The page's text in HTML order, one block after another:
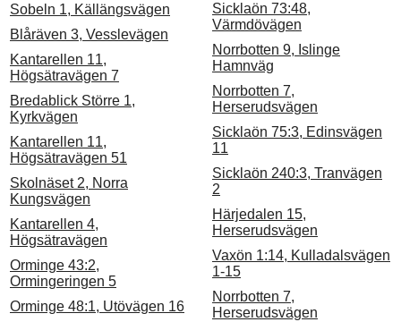
Sobeln 1, Källängsvägen
Blåräven 3, Vesslevägen
Kantarellen 11,
Högsätravägen 7
Bredablick Större 1,
Kyrkvägen
Kantarellen 11,
Högsätravägen 51
Skolnäset 2, Norra
Kungsvägen
Kantarellen 4,
Högsätravägen
Orminge 43:2,
Ormingeringen 5
Orminge 48:1, Utövägen 16
Sicklaön 73:48,
Värmdövägen
Norrbotten 9, Islinge
Hamnväg
Norrbotten 7,
Herserudsvägen
Sicklaön 75:3, Edinsvägen
11
Sicklaön 240:3, Tranvägen
2
Härjedalen 15,
Herserudsvägen
Vaxön 1:14, Kulladalsvägen
1-15
Norrbotten 7,
Herserudsvägen